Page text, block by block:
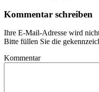
Kommentar schreiben
Ihre E-Mail-Adresse wird
Bitte füllen Sie die
Kommentar